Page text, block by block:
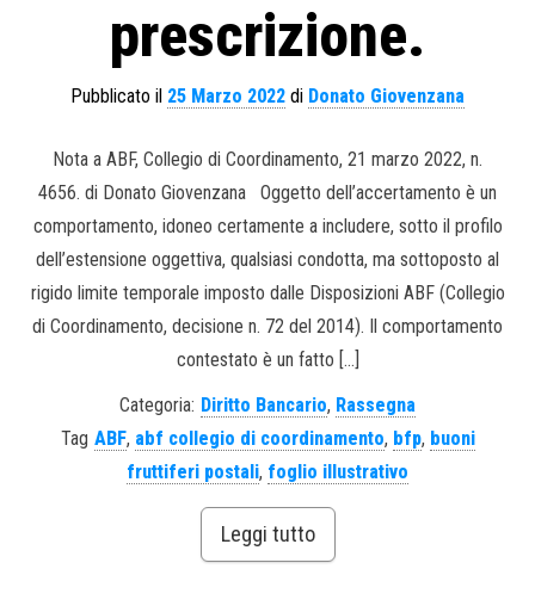
prescrizione.
Pubblicato il 25 Marzo 2022 di Donato Giovenzana
Nota a ABF, Collegio di Coordinamento, 21 marzo 2022, n.
4656. di Donato Giovenzana Oggetto dell’accertamento è un
comportamento, idoneo certamente a includere, sotto il profilo
dell’estensione oggettiva, qualsiasi condotta, ma sottoposto al
rigido limite temporale imposto dalle Disposizioni ABF (Collegio
di Coordinamento, decisione n. 72 del 2014). Il comportamento
contestato è un fatto […]
Categoria: Diritto Bancario, Rassegna
Tag ABF, abf collegio di coordinamento, bfp, buoni
fruttiferi postali, foglio illustrativo
Leggi tutto